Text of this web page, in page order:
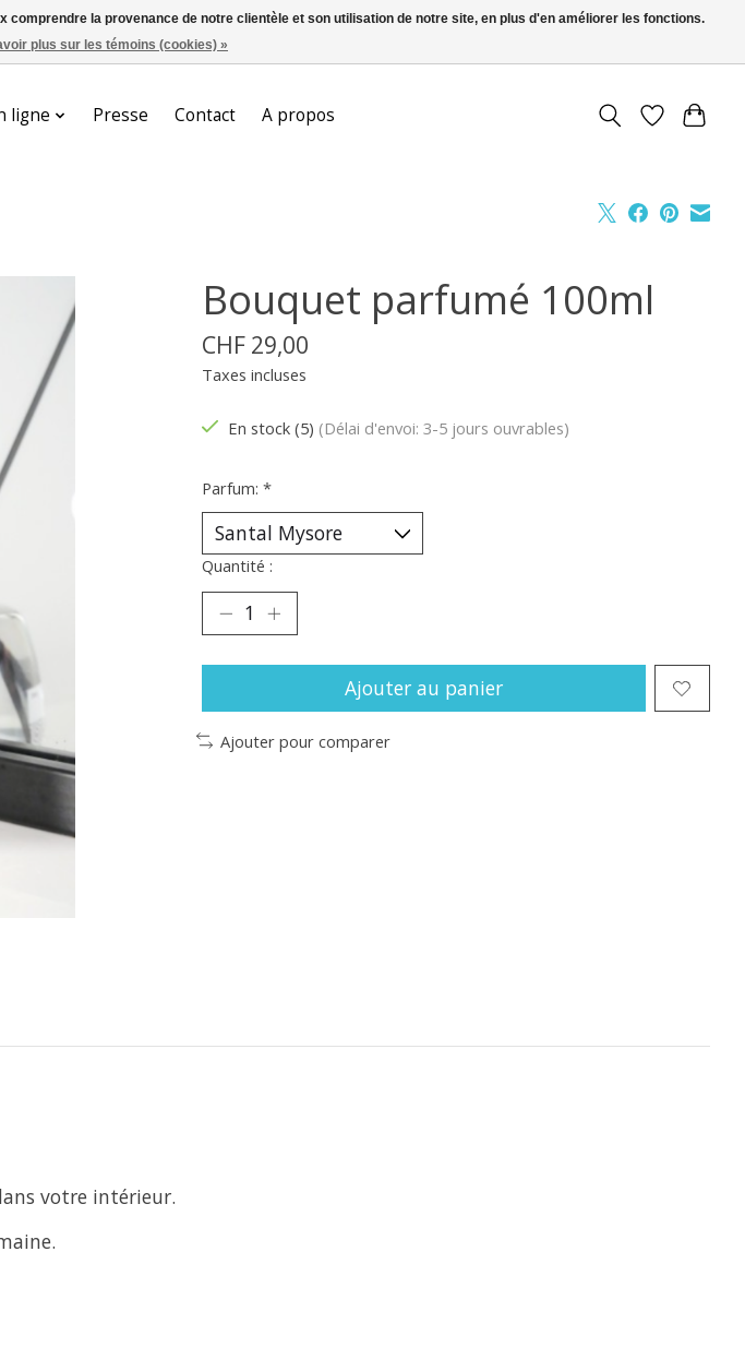
ligne Presse Contact A propos
Bouquet parfumé 100ml
CHF 29,00
Taxes incluses
En stock (5) (Délai d'envoi: 3-5 jours ouvrables)
Parfum: *
Quantité :
Ajouter au panier
Ajouter pour comparer
votre intérieur.
la provenance de notre clientèle et son utilisation de notre site, en plus d'en améliorer les fonctions.
plus sur les témoins (cookies) »